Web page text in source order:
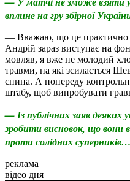
вплине на гру збірної
— Вважаю, що це практично
Андрій зараз виступає на
мовляв, я вже не молодий
травми, на які зсилається
спина. А попереду
штабу, щоб випробувати
— Із публічних заяв деяких
зробити висновок, що вони
проти солідних суперників…
реклама
відео дня